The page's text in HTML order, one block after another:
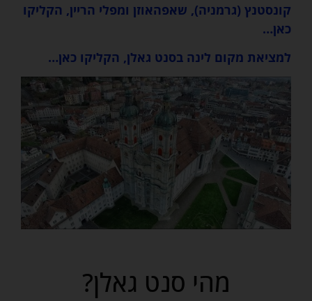
קונסטנץ (גרמניה), שאפהאוזן ומפלי הריין, הקליקו
כאן…
למציאת מקום לינה בסנט גאלן, הקליקו כאן…
מהי סנט גאלן?